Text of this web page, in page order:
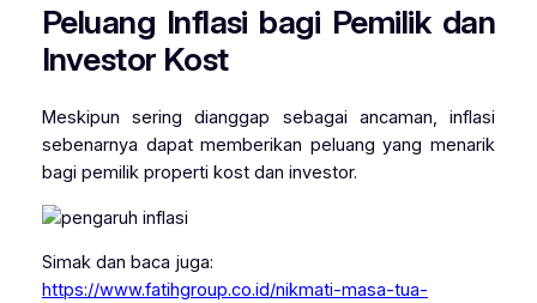
Peluang Inflasi bagi Pemilik dan
Investor Kost
Meskipun sering dianggap sebagai ancaman, inflasi
sebenarnya dapat memberikan peluang yang menarik
bagi pemilik properti kost dan investor.
Simak dan baca juga:
https://www.fatihgroup.co.id/nikmati-masa-tua-